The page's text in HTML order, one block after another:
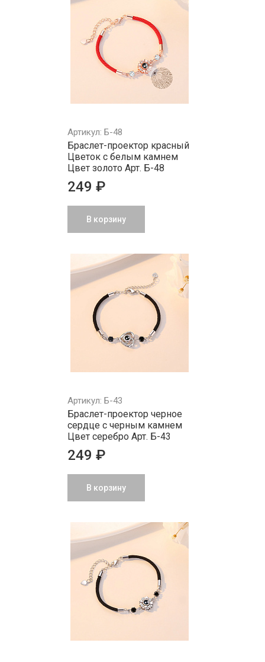
Артикул: Б-48
Браслет-проектор красный
Цветок с белым камнем
Цвет золото Арт. Б-48
249 ₽
В корзину
Артикул: Б-43
Браслет-проектор черное
сердце с черным камнем
Цвет серебро Арт. Б-43
249 ₽
В корзину